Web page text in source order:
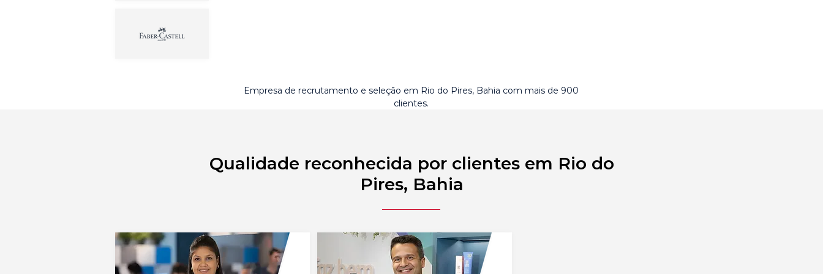
Empresa de recrutamento e seleção em Rio do Pires, Bahia com mais de 900
clientes.
Qualidade reconhecida por clientes em Rio do
Pires, Bahia